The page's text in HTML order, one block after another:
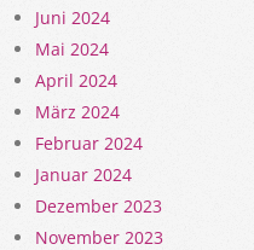
Juni 2024
Mai 2024
April 2024
März 2024
Februar 2024
Januar 2024
Dezember 2023
November 2023